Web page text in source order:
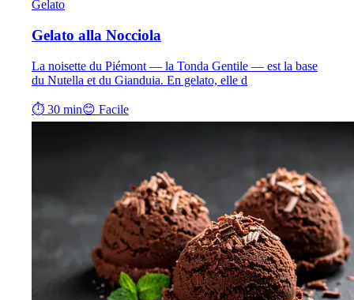
Gelato
Gelato alla Nocciola
La noisette du Piémont — la Tonda Gentile — est la base
du Nutella et du Gianduia. En gelato, elle d
⏱ 30 min😊 Facile